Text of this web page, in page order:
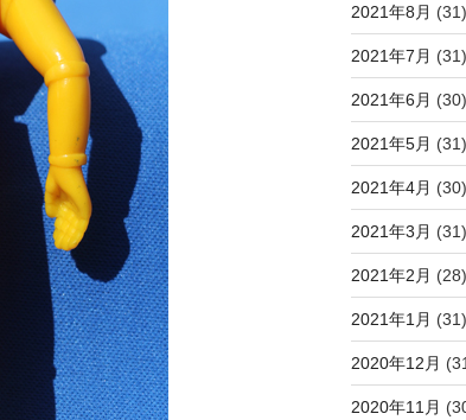
2021年8月 (31)
2021年7月 (31)
2021年6月 (30)
2021年5月 (31)
2021年4月 (30)
2021年3月 (31)
2021年2月 (28)
2021年1月 (31)
2020年12月
2020年11月